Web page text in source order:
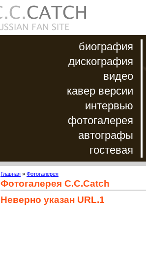
биография
дискография
видео
кавер версии
интервью
фотогалерея
автографы
гостевая
Главная » Фотогалерея
Фотогалерея C.C.Catch
Неверно указан URL.1